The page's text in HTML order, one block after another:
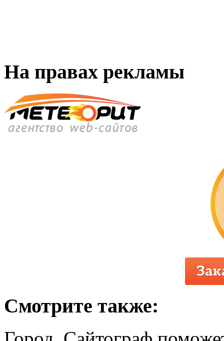
На правах рекламы
Смотрите также: